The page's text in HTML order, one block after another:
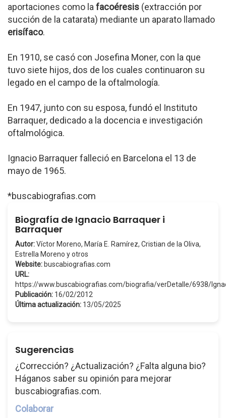
aportaciones como la facoéresis (extracción por
succión de la catarata) mediante un aparato llamado
erisífaco.
En 1910, se casó con Josefina Moner, con la que
tuvo siete hijos, dos de los cuales continuaron su
legado en el campo de la oftalmología.
En 1947, junto con su esposa, fundó el Instituto
Barraquer, dedicado a la docencia e investigación
oftalmológica.
Ignacio Barraquer falleció en Barcelona el 13 de
mayo de 1965.
*buscabiografias.com
Biografía de Ignacio Barraquer i
Barraquer
Autor:Víctor Moreno, María E. Ramírez, Cristian de la Oliva,
Estrella Moreno y otros
Website: buscabiografias.com
URL:
https://www.buscabiografias.com/biografia/verDetalle/6938/
Publicación: 16/02/2012
Última actualización: 13/05/2025
Sugerencias
¿Corrección? ¿Actualización? ¿Falta alguna bio?
Háganos saber su opinión para mejorar
buscabiografias.com.
Colaborar